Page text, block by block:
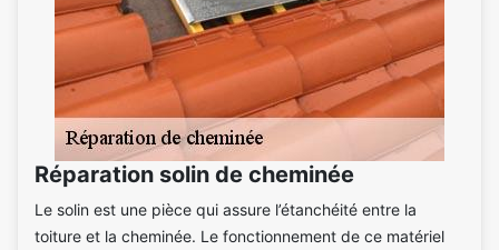
Réparation solin de cheminée
Le solin est une pièce qui assure l’étanchéité entre la
toiture et la cheminée. Le fonctionnement de ce matériel